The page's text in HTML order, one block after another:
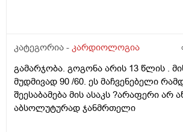
ჩატარებული მაქვს და არაფერი
არც რაიმე ნერვოზული მჭირს, იქნებ
ასე მემართება, ვმკურნალობ
კვანძოვანი ჩიყვის გამო
კატეგორია - კარდიოლოგია
გამარჯობა. გოგონა არის 13 წლის .
მუდმივად 90 /60. ეს მაჩვენებელი
შეესაბამება მის ასაკს ?არაფერი არ
აბსოლუტურად ჯანმრთელი